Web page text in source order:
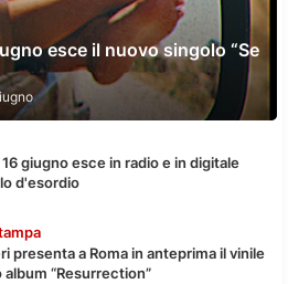
esce il nuovo singolo “Se
giugno esce in radio e in digitale
d'esordio
presenta a Roma in anteprima il vinile
“Resurrection”